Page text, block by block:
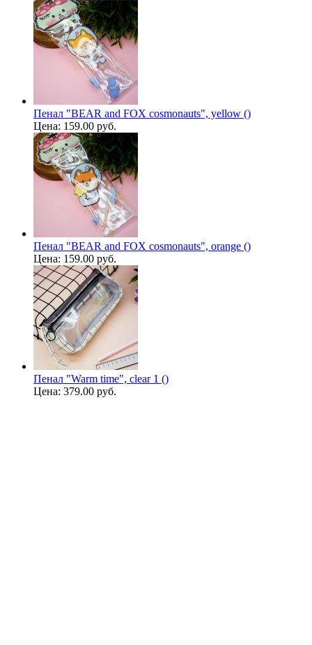
Пенал "BEAR and FOX cosmonauts", yellow ()
Цена: 159.00 руб.
Пенал "BEAR and FOX cosmonauts", orange ()
Цена: 159.00 руб.
Пенал "Warm time", clear 1 ()
Цена: 379.00 руб.